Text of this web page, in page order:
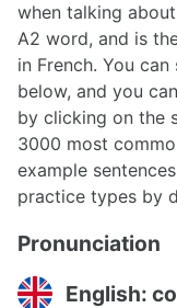
when talking
A2 word, and is
in French. You
below, and you
by clicking on the
3000 most
example
practice types by
Pronunciation
English: